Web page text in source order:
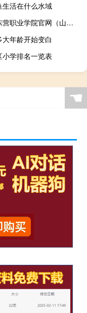
生活在什么水域
山东东营职业学院官网（山东东营职业学院）
大年龄开始变白
小学排名一览表
☚